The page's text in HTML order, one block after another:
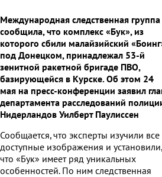
Международная следственная группа
сообщила, что комплекс «Бук», из
которого сбили малайзийский
под Донецком, принадлежал 53-й
зенитной ракетной бригаде ПВО,
базирующейся в Курске. Об этом 24
мая на пресс-конференции заявил
департамента расследований
Нидерландов Уилберт Паулиссен
Сообщается, что эксперты изучили все
доступные изображения и установили,
что «Бук» имеет ряд уникальных
особенностей. По ним следственная